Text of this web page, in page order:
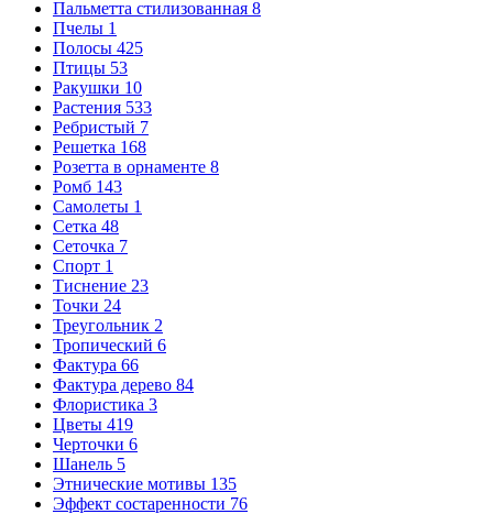
Пальметта стилизованная 8
Пчелы 1
Полосы 425
Птицы 53
Ракушки 10
Растения 533
Ребристый 7
Решетка 168
Розетта в орнаменте 8
Ромб 143
Самолеты 1
Сетка 48
Сеточка 7
Спорт 1
Тиснение 23
Точки 24
Треугольник 2
Тропический 6
Фактура 66
Фактура дерево 84
Флористика 3
Цветы 419
Черточки 6
Шанель 5
Этнические мотивы 135
Эффект состаренности 76